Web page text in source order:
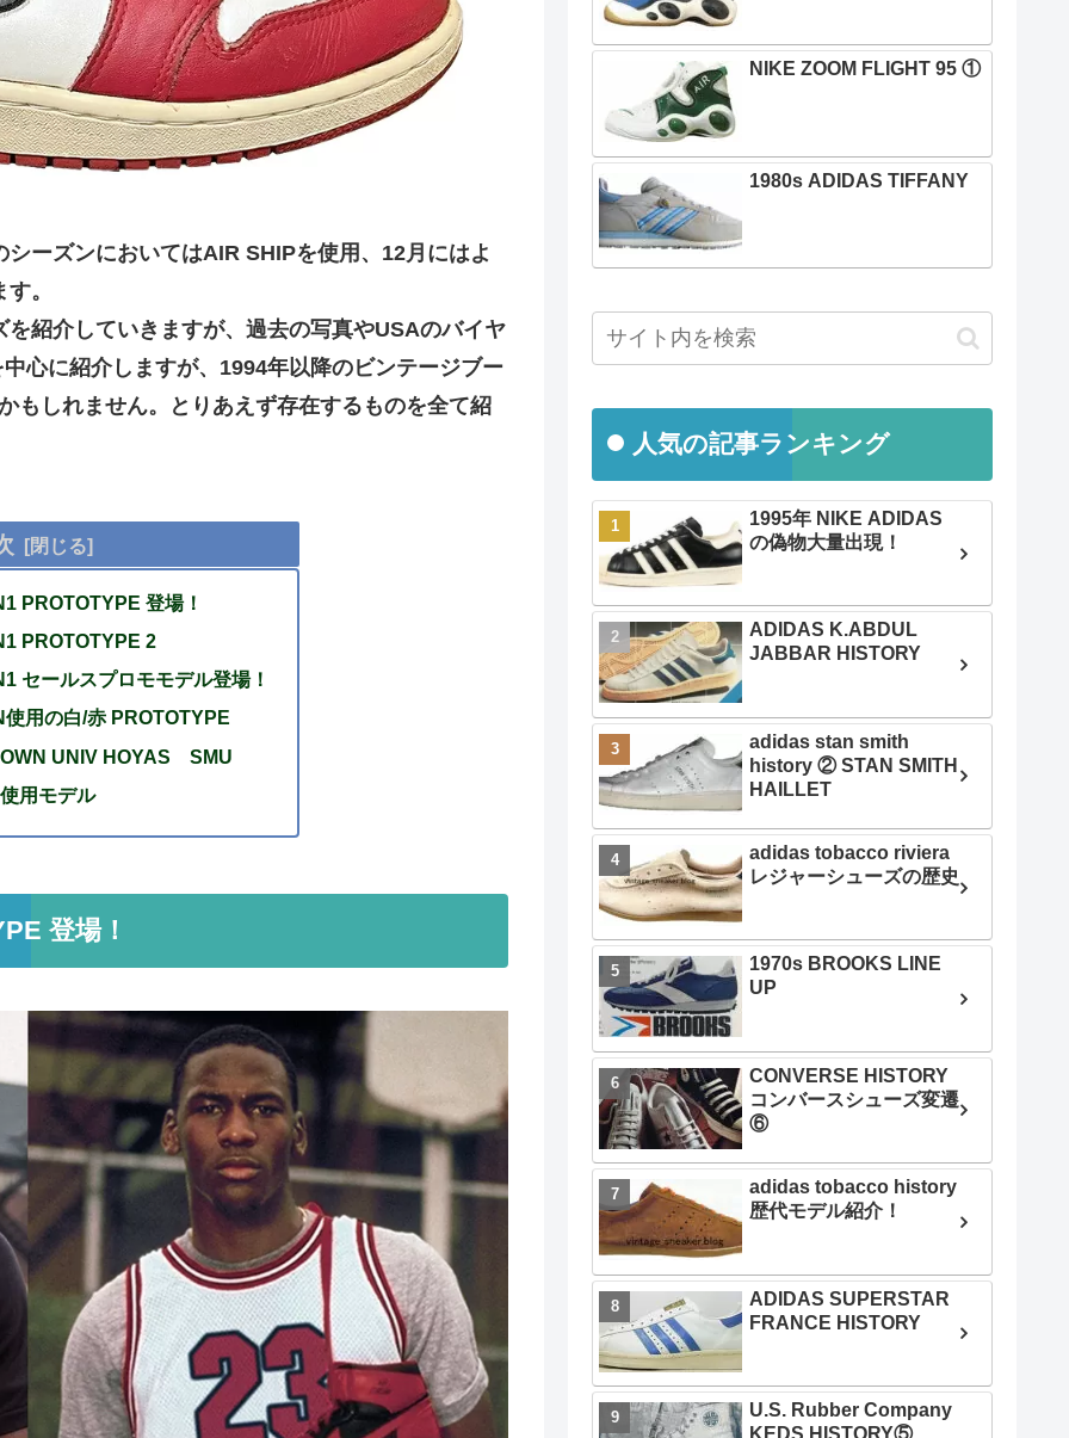
ーズンにおいてはAIR SHIPを使用、12月にはよ
。
紹介していきますが、過去の写真やUSAのバイヤ
心に紹介しますが、1994年以降のビンテージブー
もしれません。とりあえず存在するものを全て紹
PROTOTYPE 登場！
PROTOTYPE 2
セールスプロモモデル登場！
用の白/赤 PROTOTYPE
UNIV HOYAS SMU
用モデル
登場！
NIKE ZOOM FLIGHT 95 ①
1980s ADIDAS TIFFANY
人気の記事ランキング
1995年 NIKE ADIDAS
の偽物大量出現！
ADIDAS K.ABDUL
JABBAR HISTORY
adidas stan smith
history ② STAN SMITH
HAILLET
adidas tobacco riviera
レジャーシューズの歴史
1970s BROOKS LINE
UP
CONVERSE HISTORY
コンバースシューズ変遷
⑥
adidas tobacco history
歴代モデル紹介！
ADIDAS SUPERSTAR
FRANCE HISTORY
U.S. Rubber Company
KEDS HISTORY⑤